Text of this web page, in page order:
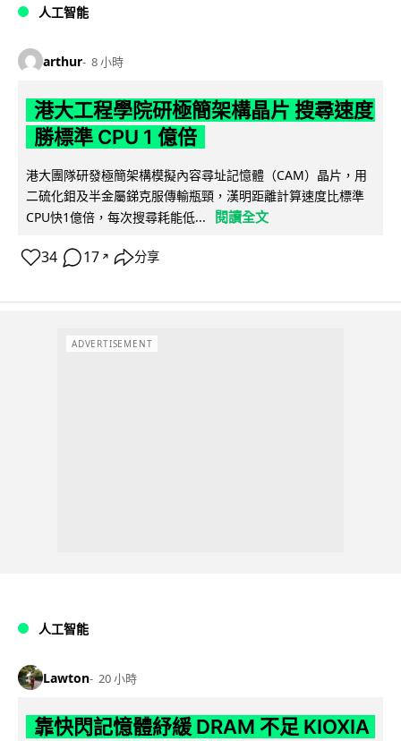
人工智能
arthur 8 小時
港大工程學院研極簡架構晶片 搜尋速度
勝標準 CPU 1 億倍
港大團隊研發極簡架構模擬內容尋址記憶體（CAM）晶片，用
二硫化鉬及半金屬銻克服傳輸瓶頸，漢明距離計算速度比標準
CPU快1億倍，每次搜尋耗能低...
閱讀全文
34 17 ↗ 分享
ADVERTISEMENT
人工智能
Lawton 20 小時
靠快閃記憶體紓緩 DRAM 不足 KIOXIA